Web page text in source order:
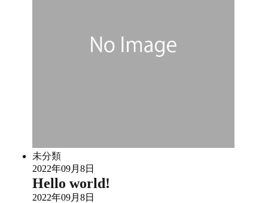
未分類
2022年09月8日
Hello world!
2022年09月8日